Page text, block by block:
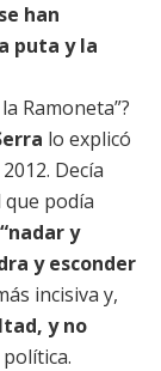
han
puta y la
Ramoneta”?
lo explicó
Decía
podía
y
y esconder
incisiva y,
y no